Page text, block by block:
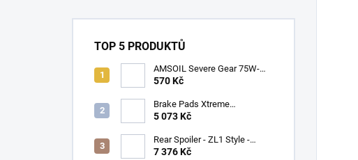
TOP 5 PRODUKTŮ
AMSOIL Severe Gear 75W-
140
570 Kč
Brake Pads Xtreme
Performance ECE R90
(DB9021XP)
5 073 Kč
Rear Spoiler - ZL1 Style -
Gloss Black (CAMARO 16-23)
7 376 Kč